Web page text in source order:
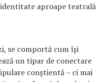
aproape teatrală
se comportă cum își
un tipar de conectare
conștientă – ci mai